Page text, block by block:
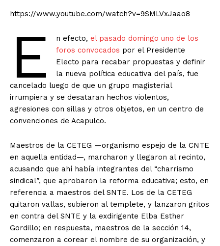
https://www.youtube.com/watch?v=9SMLVxJaao8
E n efecto, el pasado domingo uno de los
foros convocados por el Presidente
Electo para recabar propuestas y definir
la nueva política educativa del país, fue
cancelado luego de que un grupo magisterial
irrumpiera y se desataran hechos violentos,
agresiones con sillas y otros objetos, en un centro de
convenciones de Acapulco.
Maestros de la CETEG —organismo espejo de la CNTE
en aquella entidad—, marcharon y llegaron al recinto,
acusando que ahí había integrantes del “charrismo
sindical”, que aprobaron la reforma educativa; esto, en
referencia a maestros del SNTE. Los de la CETEG
quitaron vallas, subieron al templete, y lanzaron gritos
en contra del SNTE y la exdirigente Elba Esther
Gordillo; en respuesta, maestros de la sección 14,
comenzaron a corear el nombre de su organización, y